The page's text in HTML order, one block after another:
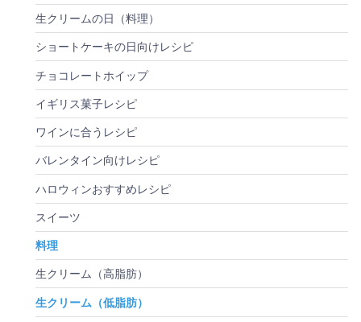
生クリームの日（料理）
ショートケーキの日向けレシピ
チョコレートホイップ
イギリス菓子レシピ
ワインに合うレシピ
バレンタイン向けレシピ
ハロウィンおすすめレシピ
スイーツ
料理
生クリーム（高脂肪）
生クリーム（低脂肪）